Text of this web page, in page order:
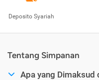
Deposito Syariah
Tentang Simpanan
Apa yang Dimaksud